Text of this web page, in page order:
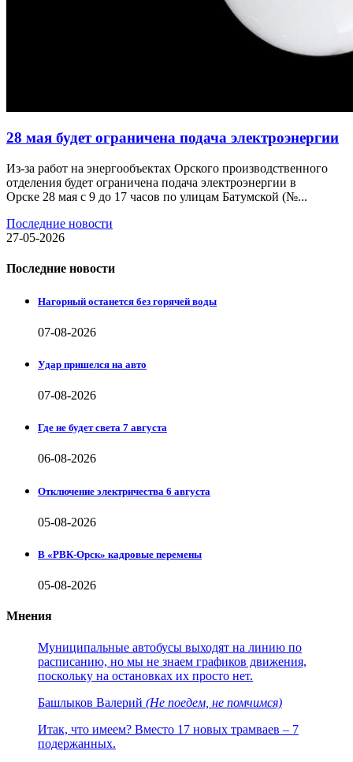
28 мая будет ограничена подача электроэнергии
Из-за работ на энергообъектах Орского производственного
отделения будет ограничена подача электроэнергии в
Орске 28 мая с 9 до 17 часов по улицам Батумской (№...
Последние новости
27-05-2026
Последние новости
Нагорный останется без горячей воды
07-08-2026
Удар пришелся на авто
07-08-2026
Где не будет света 7 августа
06-08-2026
Отключение электричества 6 августа
05-08-2026
В «РВК-Орск» кадровые перемены
05-08-2026
Мнения
Муниципальные автобусы выходят на линию по
расписанию, но мы не знаем графиков движения,
поскольку на остановках их просто нет.
Башлыков Валерий (Не поедем, не помчимся)
Итак, что имеем? Вместо 17 новых трамваев – 7
подержанных.